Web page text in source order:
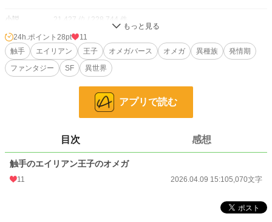
小説 21,427 位 / 228,744 件
恋愛 9,330 位 / 66,363 件
お気に入り 2
2026.04.09 15:10
初回完結日時 2026.04.09 15:10
24h.ポイント 28pt
11
触手
エイリアン 王子 オメガバース オメガ 異種族
発情期
ファンタジー
SF 異世界
アプリで読む
目次 感想
触手のエイリアン王子のオメガ
11 2026.04.09 15:105,070文字